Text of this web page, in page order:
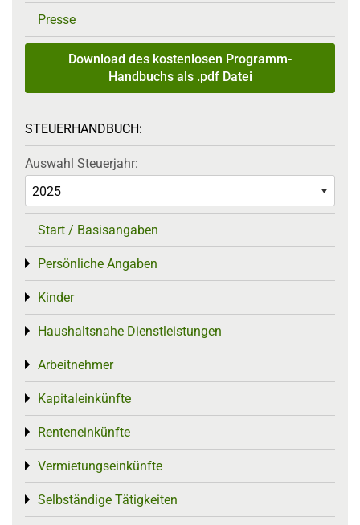
Presse
Download des kostenlosen Programm-
Handbuchs als .pdf Datei
STEUERHANDBUCH:
Auswahl Steuerjahr:
Start / Basisangaben
Persönliche Angaben
Toggle menu
Kinder
Toggle menu
Haushaltsnahe Dienstleistungen
Toggle menu
Arbeitnehmer
Toggle menu
Kapitaleinkünfte
Toggle menu
Renteneinkünfte
Toggle menu
Vermietungseinkünfte
Toggle menu
Selbständige Tätigkeiten
Toggle menu